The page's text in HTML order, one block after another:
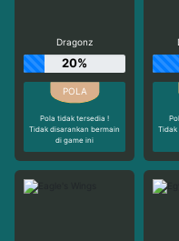
Dragonz
20%
Pola tidak tersedia !
Tidak disarankan bermain
di game ini
Tidak